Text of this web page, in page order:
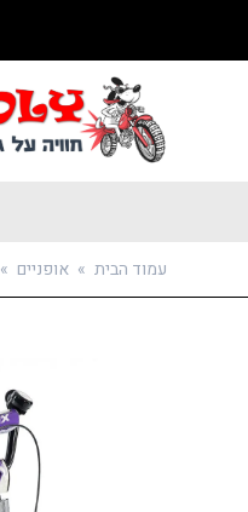
עמוד הבית » אופניים »